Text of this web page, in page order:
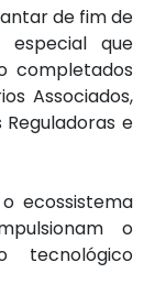
de fim de
especial que
completados
Associados,
e
ecossistema
o
tecnológico